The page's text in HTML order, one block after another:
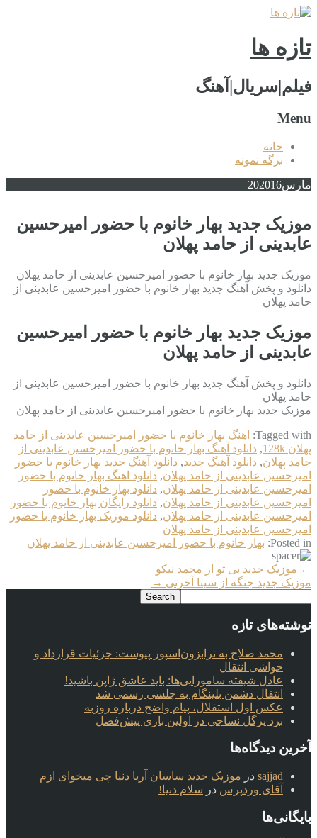
تازه ها
فیلم|سریال|آهنگ
Menu
خانه
برگه نمونه
مارس 202016
موزیک جدید بهار خانوم با حضور امیرحسین
عابدینی از حامد پهلان
موزیک جدید بهار خانوم با حضور امیرحسین عابدینی از حامد پهلان
دانلود و پخش آهنگ جدید بهار خانوم با حضور امیرحسین عابدینی از
حامد پهلان
موزیک جدید بهار خانوم با حضور امیرحسین
عابدینی از حامد پهلان
دانلود و پخش آهنگ جدید بهار خانوم با حضور امیرحسین عابدینی از
حامد پهلان
موزیک جدید بهار خانوم با حضور امیرحسین عابدینی از حامد پهلان
Tagged with:
اهنگ بهار خانوم با حضور امیرحسین عابدینی از حامد
پهلان 128k
, دانلود آهنگ بهار خانوم با حضور امیرحسین عابدینی از
حامد پهلان, دانلود آهنگ جدید, دانلود آهنگ جدید بهار خانوم با حضور
امیرحسین عابدینی از حامد پهلان, دانلود اهنگ بهار خانوم با حضور
امیرحسین عابدینی از حامد پهلان, دانلود بهار خانوم با حضور
امیرحسین عابدینی از حامد پهلان, دانلود رایگان بهار خانوم با حضور
امیرحسین عابدینی از حامد پهلان, دانلود موزیک بهار خانوم با حضور
امیرحسین عابدینی از حامد پهلان
Posted in: بهار خانوم با حضور امیرحسین عابدینی از حامد پهلان
More
Articles
← موزیک جدید بی تو از محمد نیکو
موزیک جدید جنگه از سینا آخرتی →
نوشته‌های تازه
محمد صلاح به ترابزون‌اسپور پیوست: جزئیات قرارداد و
حواشی انتقال
عادل شیفته سامورایی‌ها: باید عاشق ژاپن باشید!
انتقال دشمن بلینگام به چلسی رسمی شد
عکس اول استقلال، پیام واضح درباره روزبه
برد پرگل نساجی در اولین بازی پیش‌فصل
آخرین دیدگاه‌ها
sajjad در موزیک جدید ساسان آریا دنیا چی میخوای ازم
آقای وردپرس در سلام دنیا!
بایگانی‌ها